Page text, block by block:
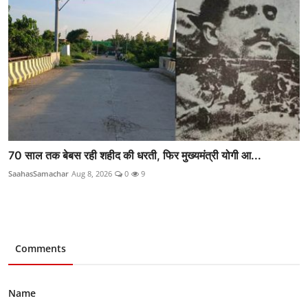
70 साल तक बेबस रही शहीद की धरती, फिर मुख्यमंत्री योगी आ...
SaahasSamachar Aug 8, 2026 0 9
Comments
Name